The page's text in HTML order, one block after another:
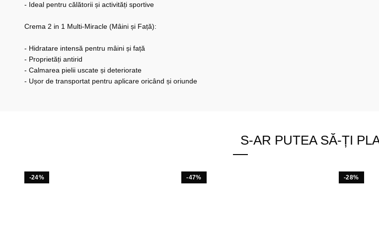
- Ideal pentru călătorii și activități sportive
Crema 2 in 1 Multi-Miracle (Mâini și Față):
- Hidratare intensă pentru mâini și față
- Proprietăți antirid
- Calmarea pielii uscate și deteriorate
- Ușor de transportat pentru aplicare oricând și oriunde
S-AR PUTEA SĂ-ȚI
-24% -47% -28%